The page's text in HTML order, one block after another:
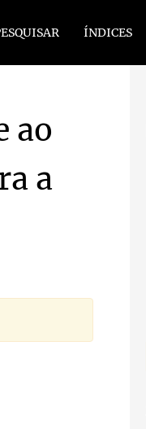
ÍNDICES
ao
a